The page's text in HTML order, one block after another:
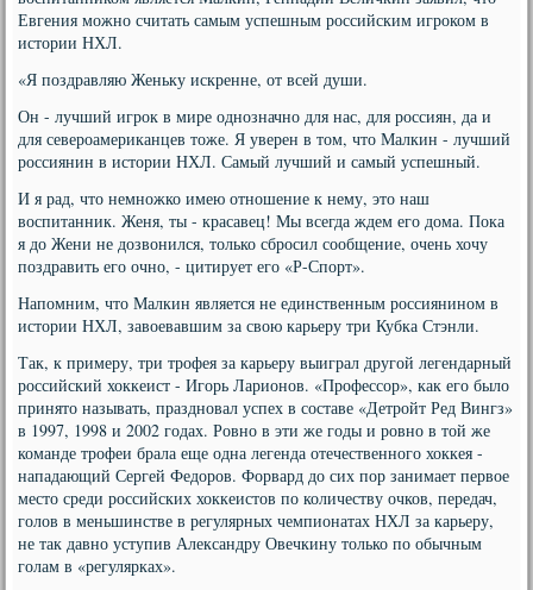
Евгения можно считать самым успешным российским игроком в
истории НХЛ.
«Я поздравляю Женьку искренне, от всей души.
Он - лучший игрок в мире однозначно для нас, для россиян, да и
для североамериканцев тоже. Я уверен в том, что Малкин - лучший
россиянин в истории НХЛ. Самый лучший и самый успешный.
И я рад, что немножко имею отношение к нему, это наш
воспитанник. Женя, ты - красавец! Мы всегда ждем его дома. Пока
я до Жени не дозвонился, только сбросил сообщение, очень хочу
поздравить его очно, - цитирует его «Р-Спорт».
Напомним, что Малкин является не единственным россиянином в
истории НХЛ, завоевавшим за свою карьеру три Кубка Стэнли.
Так, к примеру, три трофея за карьеру выиграл другой легендарный
российский хоккеист - Игорь Ларионов. «Профессор», как его было
принято называть, праздновал успех в составе «Детройт Ред Вингз»
в 1997, 1998 и 2002 годах. Ровно в эти же годы и ровно в той же
команде трофеи брала еще одна легенда отечественного хоккея -
нападающий Сергей Федоров. Форвард до сих пор занимает первое
место среди российских хоккеистов по количеству очков, передач,
голов в меньшинстве в регулярных чемпионатах НХЛ за карьеру,
не так давно уступив Александру Овечкину только по обычным
голам в «регулярках».